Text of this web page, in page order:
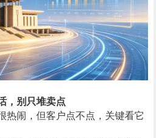
别只堆卖点
闹，但客户点不点，关键看它